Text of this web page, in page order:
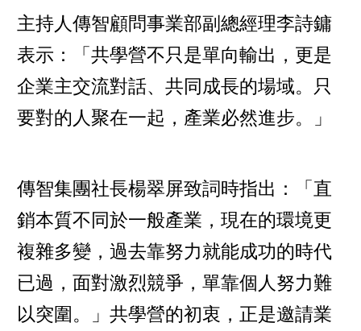
主持人傳智顧問事業部副總經理李詩鏞
表示：「共學營不只是單向輸出，更是
企業主交流對話、共同成長的場域。只
要對的人聚在一起，產業必然進步。」
傳智集團社長楊翠屏致詞時指出：「直
銷本質不同於一般產業，現在的環境更
複雜多變，過去靠努力就能成功的時代
已過，面對激烈競爭，單靠個人努力難
以突圍。」共學營的初衷，正是邀請業